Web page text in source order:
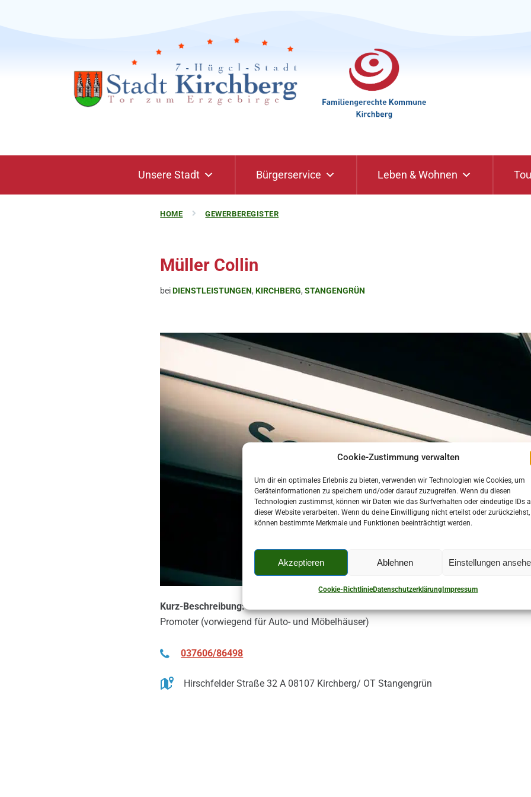
Cookie-Zustimmung verwalten
Um dir ein optimales Erlebnis zu bieten, verwenden wir Technologien wie Cookies, um
Geräteinformationen zu speichern und/oder darauf zuzugreifen. Wenn du diesen
Technologien zustimmst, können wir Daten wie das Surfverhalten oder eindeutige IDs
dieser Website verarbeiten. Wenn du deine Einwilligung nicht erteilst oder zurückziehst,
können bestimmte Merkmale und Funktionen beeinträchtigt werden.
Akzeptieren Ablehnen Einstellungen
Cookie-RichtlinieDatenschutzerklärung Impressum
Unsere Stadt Bürgerservice Leben & Wohnen
HOME GEWERBEREGISTER
Müller Collin
beiDIENSTLEISTUNGEN,KIRCHBERG,STANGENGRÜN
Kurz-Beschreibung:
Promoter (vorwiegend für Auto- und Möbelhäuser)
037606/86498
Hirschfelder Straße 32 A 08107 Kirchberg/ OT Stangengrün